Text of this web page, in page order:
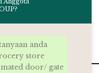
anda
store
door/ gate